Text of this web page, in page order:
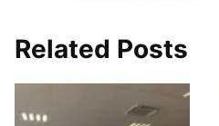
Related Posts